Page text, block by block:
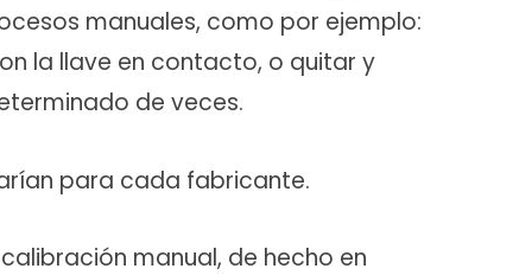
manuales, como por ejemplo:
la llave en contacto, o quitar y
de veces.
para cada fabricante.
manual, de hecho en